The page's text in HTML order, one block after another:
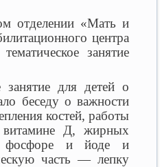
отделении «Мать и
центра
занятие
занятие для детей о
беседу о важности
костей, работы
Д, жирных
фосфоре и йоде и
часть — лепку